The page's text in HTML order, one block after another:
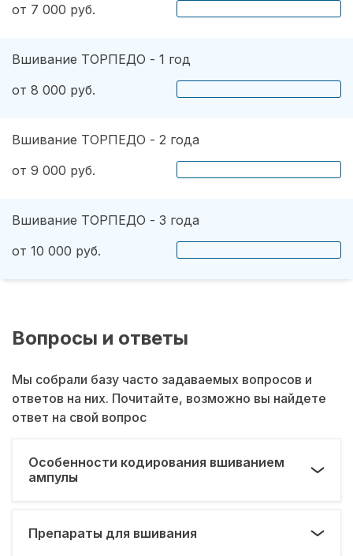
от 7 000 руб.
Вшивание ТОРПЕДО - 1 год
от 8 000 руб.
Вшивание ТОРПЕДО - 2 года
от 9 000 руб.
Вшивание ТОРПЕДО - 3 года
от 10 000 руб.
Вопросы и ответы
Мы собрали базу часто задаваемых вопросов и
ответов на них. Почитайте, возможно вы найдете
ответ на свой вопрос
Особенности кодирования вшиванием
ампулы
Препараты для вшивания